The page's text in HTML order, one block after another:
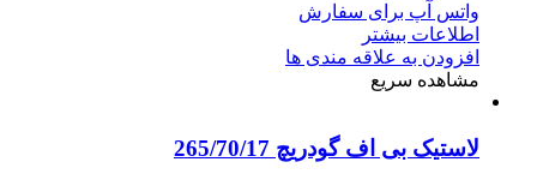
واتس آپ برای سفارش
اطلاعات بیشتر
افزودن به علاقه مندی ها
مشاهده سریع
لاستیک بی اف گودریچ 265/70/17